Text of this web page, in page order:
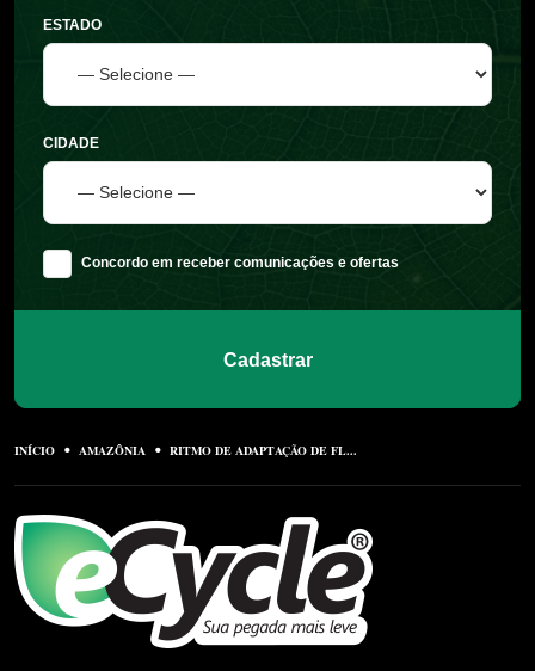
ESTADO
CIDADE
Concordo em receber comunicações e ofertas
Cadastrar
INÍCIO AMAZÔNIA RITMO DE ADAPTAÇÃO DE FL...